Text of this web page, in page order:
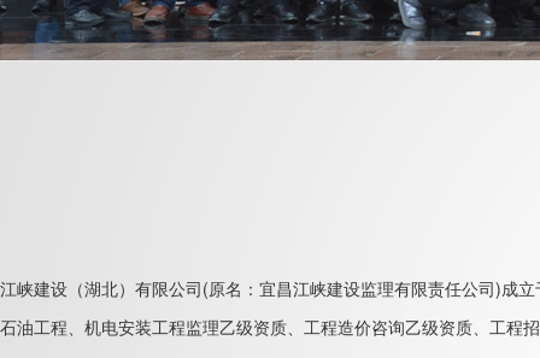
江峡建设（湖北）有限公司(原名：宜昌江峡建设监理有限责任公司)成
石油工程、机电安装工程监理乙级资质、工程造价咨询乙级资质、工程